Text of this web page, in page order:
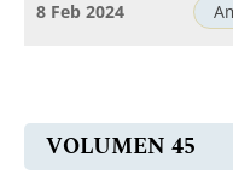
8 Feb 2024
VOLUMEN 45